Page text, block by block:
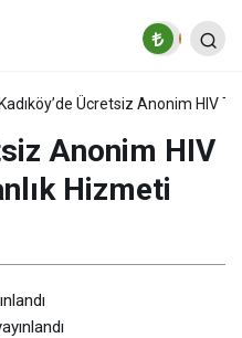
Kadıköy’de Ücretsiz Anonim HIV
Anonim HIV
Hizmeti
Kişiye Özel Akıllı